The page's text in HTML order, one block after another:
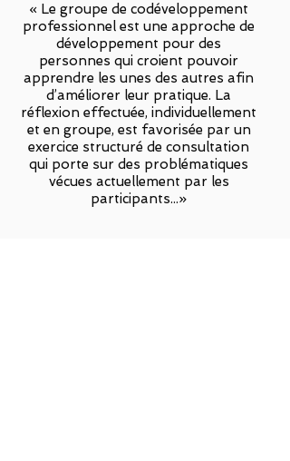
« Le groupe de codéveloppement
professionnel est une approche de
développement pour des
personnes qui croient pouvoir
apprendre les unes des autres afin
d’améliorer leur pratique. La
réflexion effectuée, individuellement
et en groupe, est favorisée par un
exercice structuré de consultation
qui porte sur des problématiques
vécues actuellement par les
participants...»